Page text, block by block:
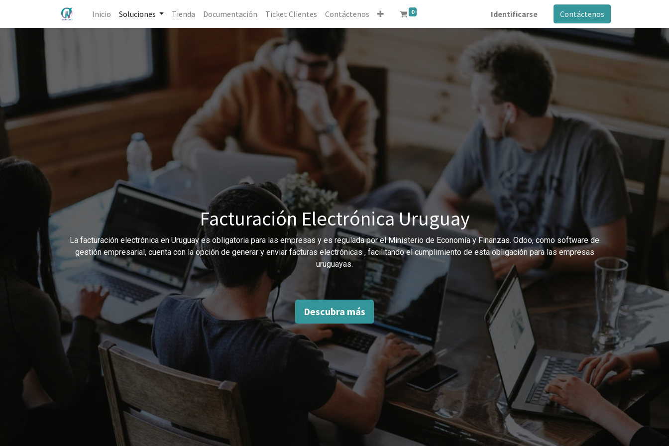
Inicio Soluciones Tienda Documentación Ticket Clientes Contáctenos 0 Identificarse Contáctenos
Facturación Electrónica Uruguay
La facturación electrónica en Uruguay es obligatoria para las empresas y es regulada por el Ministerio de Economía y Finanzas. Odoo, como software de
gestión empresarial, cuenta con la opción de generar y enviar facturas electrónicas , facilitando el cumplimiento de esta obligación para las empresas
uruguayas.
Descubra más